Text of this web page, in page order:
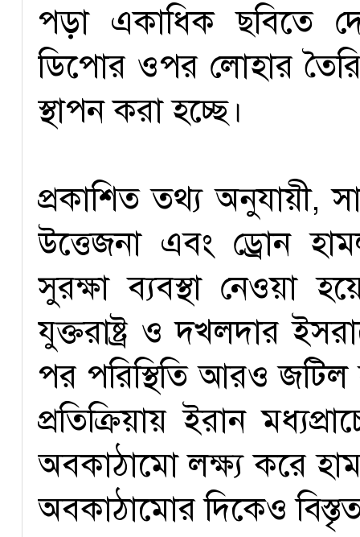
পড়া একাধিক ছবিতে
ডিপোর ওপর লোহার তৈরি
স্থাপন করা হচ্ছে।
প্রকাশিত তথ্য অনুযায়ী,
উত্তেজনা এবং ড্রোন
সুরক্ষা ব্যবস্থা নেওয়া
যুক্তরাষ্ট্র ও দখলদার
পর পরিস্থিতি আরও
প্রতিক্রিয়ায় ইরান
অবকাঠামো লক্ষ্য করে
অবকাঠামোর দিকেও